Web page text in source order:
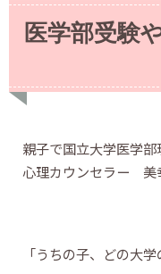
医学部受験
親子で国立大学医学
心理カウンセラー 美
「うちの子、どの大